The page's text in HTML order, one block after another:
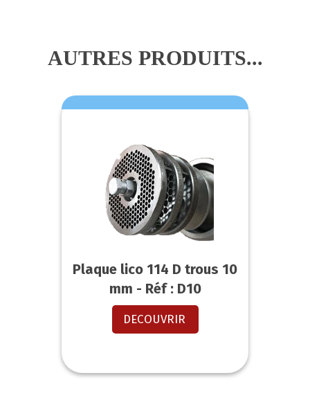
AUTRES PRODUITS...
Plaque lico 114 D trous 10
mm - Réf : D10
DECOUVRIR